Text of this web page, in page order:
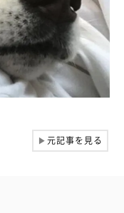
▶元記事を見る